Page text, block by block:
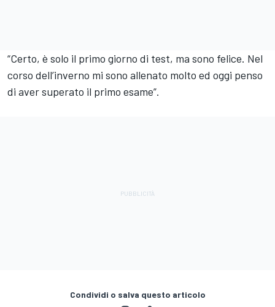
“Certo, è solo il primo giorno di test, ma sono felice. Nel
corso dell’inverno mi sono allenato molto ed oggi penso
di aver superato il primo esame”.
Condividi o salva questo articolo